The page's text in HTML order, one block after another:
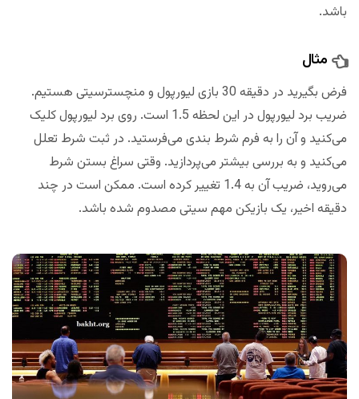
باشد.
مثال
فرض بگیرید در دقیقه 30 بازی لیورپول و منچسترسیتی هستیم.
ضریب برد لیورپول در این لحظه 1.5 است. روی برد لیورپول کلیک
می‌کنید و آن را به فرم شرط بندی می‌فرستید. در ثبت شرط تعلل
می‌کنید و به بررسی بیشتر می‌پردازید. وقتی سراغ بستن شرط
می‌روید، ضریب آن به 1.4 تغییر کرده است. ممکن است در چند
دقیقه اخیر، یک بازیکن مهم سیتی مصدوم شده باشد.